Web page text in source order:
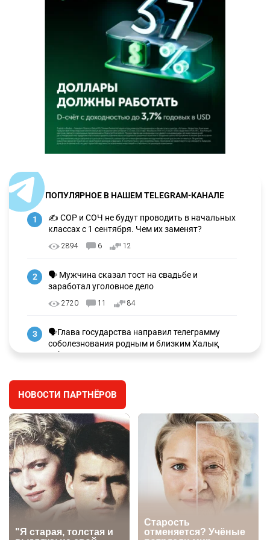
ПОПУЛЯРНОЕ В НАШЕМ TELEGRAM-КАНАЛЕ
1
✍️ СОР и СОЧ не будут проводить в начальных
классах с 1 сентября. Чем их заменят?
2894 6 12
2
🗣 Мужчина сказал тост на свадьбе и
заработал уголовное дело
2720 11 84
3
🗣Глава государства направил телеграмму
соболезнования родным и близким Халық
қаһарманы Ивана Гапича
🇫🇷 Клуб ПСЖ объявил об открытии своей
футбольной академии в Астане
2609 2 39
5
🇺🇸🇯🇵 США и Япония провели совместную
интервенцию для спасения иены
2683 1 16
НОВОСТИ ПАРТНЁРОВ